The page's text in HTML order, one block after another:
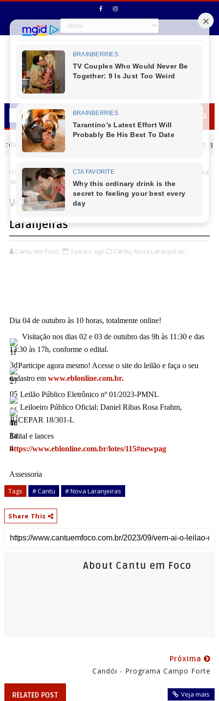
Pais MENSAGEM DIA DOS PAIS Prefeito de Reserva do Iguaçu
Home Cantu Nova Laranjeiras
Vem aí o leilão da Prefeitura
de Nova Laranjeiras
Vem aí o leilão da Prefeitura de Nova
Laranjeiras
Cantu em Foco 3 years ago Cantu, Nova Laranjeiras,
Dia 04 de outubro às 10 horas, totalmente online!
  Visitação nos dias 02 e 03 de outubro das 9h às 11:30 e das
13:30 às 17h, conforme o edital.
Participe agora mesmo! Acesse o site do leilão e faça o seu
cadastro em www.eblonline.com.br.
Leilão Público Eletrônico nº 01/2023-PMNL
Leiloeiro Público Oficial: Daniel Ribas Rosa Frahm,
JUCEPAR 18/301-L
Edital e lances
https://www.eblonline.com.br/lotes/115#newpag
Assessoria
Tags # Cantu # Nova Laranjeiras
Share This
About Cantu em Foco
Próxima
Candói - Programa Campo Forte
RELATED POST Veja mais